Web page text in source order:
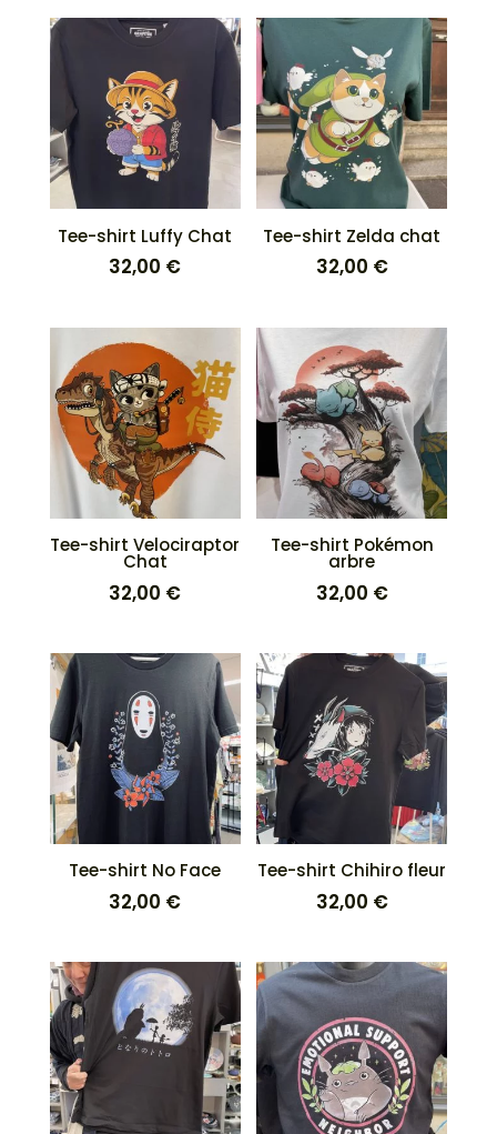
Tee-shirt Luffy Chat
32,00 €
Tee-shirt Zelda chat
32,00 €
Tee-shirt Velociraptor
Chat
32,00 €
Tee-shirt Pokémon
arbre
32,00 €
Tee-shirt No Face
32,00 €
Tee-shirt Chihiro fleur
32,00 €